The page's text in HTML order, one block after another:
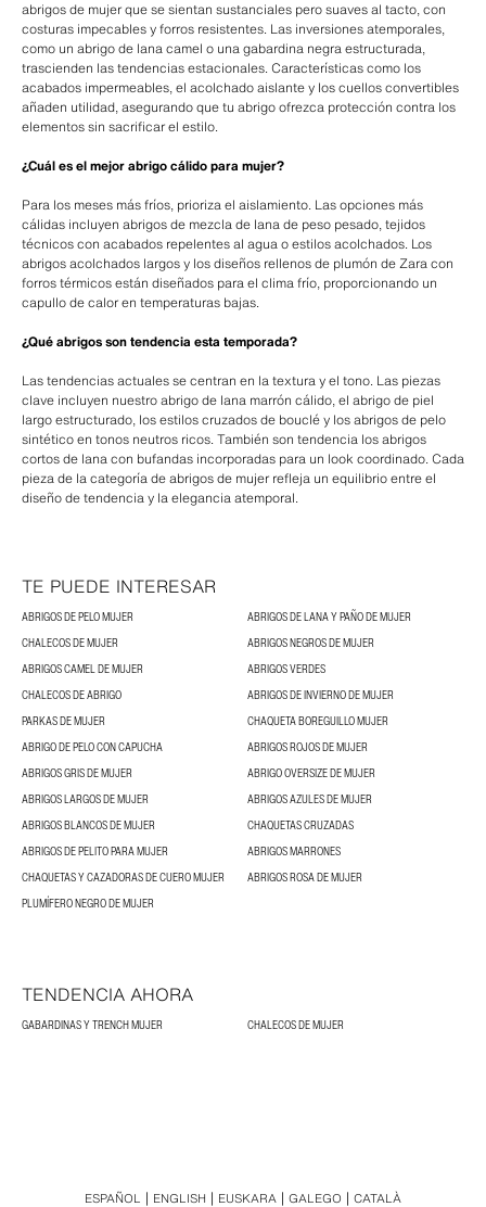
abrigos de mujer que se sientan sustanciales pero suaves al tacto, con
costuras impecables y forros resistentes. Las inversiones atemporales,
como un abrigo de lana camel o una gabardina negra estructurada,
trascienden las tendencias estacionales. Características como los
acabados impermeables, el acolchado aislante y los cuellos convertibles
añaden utilidad, asegurando que tu abrigo ofrezca protección contra los
elementos sin sacrificar el estilo.
¿Cuál es el mejor abrigo cálido para mujer?
Para los meses más fríos, prioriza el aislamiento. Las opciones más
cálidas incluyen abrigos de mezcla de lana de peso pesado, tejidos
técnicos con acabados repelentes al agua o estilos acolchados. Los
abrigos acolchados largos y los diseños rellenos de plumón de Zara con
forros térmicos están diseñados para el clima frío, proporcionando un
capullo de calor en temperaturas bajas.
¿Qué abrigos son tendencia esta temporada?
Las tendencias actuales se centran en la textura y el tono. Las piezas
clave incluyen nuestro abrigo de lana marrón cálido, el abrigo de piel
largo estructurado, los estilos cruzados de bouclé y los abrigos de pelo
sintético en tonos neutros ricos. También son tendencia los abrigos
cortos de lana con bufandas incorporadas para un look coordinado. Cada
pieza de la categoría de abrigos de mujer refleja un equilibrio entre el
diseño de tendencia y la elegancia atemporal.
TE PUEDE INTERESAR
ABRIGOS DE PELO MUJER
ABRIGOS DE LANA Y PAÑO DE MUJER
CHALECOS DE MUJER
ABRIGOS NEGROS DE MUJER
ABRIGOS CAMEL DE MUJER
ABRIGOS VERDES
CHALECOS DE ABRIGO
ABRIGOS DE INVIERNO DE MUJER
PARKAS DE MUJER
CHAQUETA BOREGUILLO MUJER
ABRIGO DE PELO CON CAPUCHA
ABRIGOS ROJOS DE MUJER
ABRIGOS GRIS DE MUJER
ABRIGO OVERSIZE DE MUJER
ABRIGOS LARGOS DE MUJER
ABRIGOS AZULES DE MUJER
ABRIGOS BLANCOS DE MUJER
CHAQUETAS CRUZADAS
ABRIGOS DE PELITO PARA MUJER
ABRIGOS MARRONES
CHAQUETAS Y CAZADORAS DE CUERO MUJER
ABRIGOS ROSA DE MUJER
PLUMÍFERO NEGRO DE MUJER
TENDENCIA AHORA
GABARDINAS Y TRENCH MUJER CHALECOS DE MUJER
ESPAÑOL ENGLISH EUSKARA GALEGO CATALÀ